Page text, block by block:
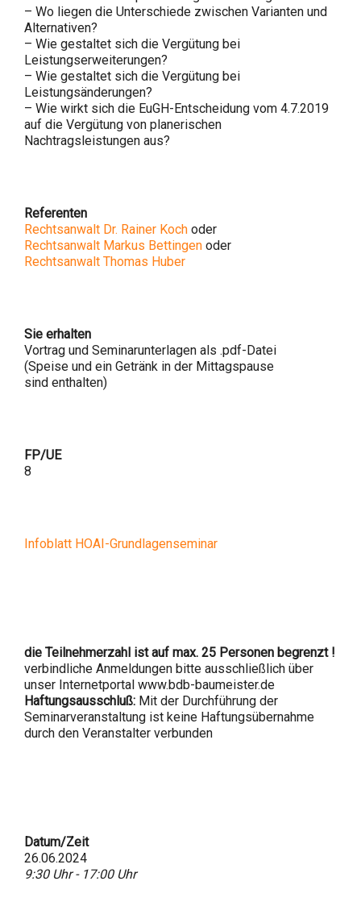
– Wo liegen die Unterschiede zwischen Varianten und
Alternativen?
– Wie gestaltet sich die Vergütung bei
Leistungserweiterungen?
– Wie gestaltet sich die Vergütung bei
Leistungsänderungen?
– Wie wirkt sich die EuGH-Entscheidung vom 4.7.2019
auf die Vergütung von planerischen
Nachtragsleistungen aus?
Referenten
Rechtsanwalt Dr. Rainer Koch oder
Rechtsanwalt Markus Bettingen oder
Rechtsanwalt Thomas Huber
Sie erhalten
Vortrag und Seminarunterlagen als .pdf-Datei
(Speise und ein Getränk in der Mittagspause
sind enthalten)
FP/UE
8
Infoblatt HOAI-Grundlagenseminar
die Teilnehmerzahl ist auf max. 25 Personen begrenzt !
verbindliche Anmeldungen bitte ausschließlich über
unser Internetportal www.bdb-baumeister.de
Haftungsausschluß: Mit der Durchführung der
Seminarveranstaltung ist keine Haftungsübernahme
durch den Veranstalter verbunden
Datum/Zeit
26.06.2024
9:30 Uhr - 17:00 Uhr